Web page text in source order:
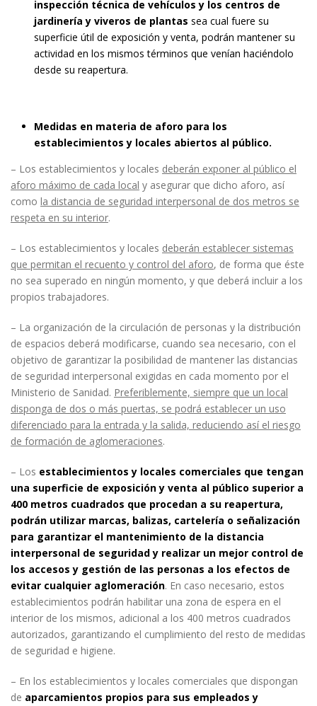
inspección técnica de vehículos y los centros de
jardinería y viveros de plantas sea cual fuere su
superficie útil de exposición y venta, podrán mantener su
actividad en los mismos términos que venían haciéndolo
desde su reapertura.
Medidas en materia de aforo para los
establecimientos y locales abiertos al público.
– Los establecimientos y locales deberán exponer al público el
aforo máximo de cada local y asegurar que dicho aforo, así
como la distancia de seguridad interpersonal de dos metros se
respeta en su interior.
– Los establecimientos y locales deberán establecer sistemas
que permitan el recuento y control del aforo, de forma que éste
no sea superado en ningún momento, y que deberá incluir a los
propios trabajadores.
– La organización de la circulación de personas y la distribución
de espacios deberá modificarse, cuando sea necesario, con el
objetivo de garantizar la posibilidad de mantener las distancias
de seguridad interpersonal exigidas en cada momento por el
Ministerio de Sanidad. Preferiblemente, siempre que un local
disponga de dos o más puertas, se podrá establecer un uso
diferenciado para la entrada y la salida, reduciendo así el riesgo
de formación de aglomeraciones.
– Los establecimientos y locales comerciales que tengan
una superficie de exposición y venta al público superior a
400 metros cuadrados que procedan a su reapertura,
podrán utilizar marcas, balizas, cartelería o señalización
para garantizar el mantenimiento de la distancia
interpersonal de seguridad y realizar un mejor control de
los accesos y gestión de las personas a los efectos de
evitar cualquier aglomeración. En caso necesario, estos
establecimientos podrán habilitar una zona de espera en el
interior de los mismos, adicional a los 400 metros cuadrados
autorizados, garantizando el cumplimiento del resto de medidas
de seguridad e higiene.
– En los establecimientos y locales comerciales que dispongan
de aparcamientos propios para sus empleados y